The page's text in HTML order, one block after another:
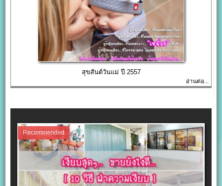
สุขสันต์วันแม่ ปี 2557
อ่านต่อ...
Recommended